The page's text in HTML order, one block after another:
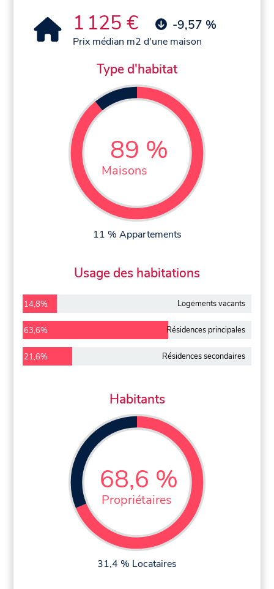
1 125 € -9,57 %
Prix médian m2 d'une maison
Type d'habitat
89 %
Maisons
11 % Appartements
Usage des habitations
14,8% Logements vacants
63,6% Résidences principales
21,6% Résidences secondaires
Habitants
68,6 %
Propriétaires
31,4 % Locataires